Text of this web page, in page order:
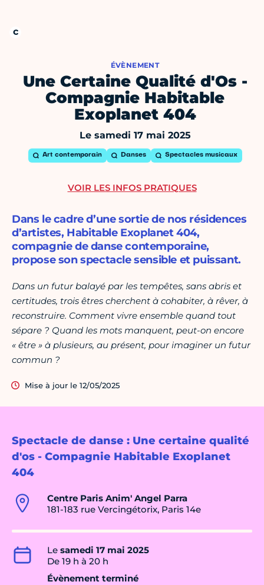
ÉVÈNEMENT
Une Certaine Qualité d'Os -
Compagnie Habitable
Exoplanet 404
Le samedi 17 mai 2025
Art contemporain Danses Spectacles musicaux
Spectacle de danse : Une certaine qualité
d'os - Compagnie Habitable Exoplanet
404
Centre Paris Anim' Angel Parra
181-183 rue Vercingétorix, Paris 14e
Le samedi 17 mai 2025
De 19 h à 20 h
Évènement terminé
Dans le cadre d’une sortie de nos résidences
d’artistes, Habitable Exoplanet 404,
compagnie de danse contemporaine,
propose son spectacle sensible et puissant.
Dans un futur balayé par les tempêtes, sans abris et
certitudes, trois êtres cherchent à cohabiter, à rêver, à
reconstruire. Comment vivre ensemble quand tout
sépare ? Quand les mots manquent, peut-on encore
« être » à plusieurs, au présent, pour imaginer un futur
commun ?
Mise à jour le 12/05/2025
VOIR LES INFOS PRATIQUES